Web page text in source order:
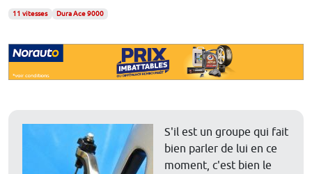
11 vitesses Dura Ace 9000
S'il est un groupe qui fait
bien parler de lui en ce
moment, c'est bien le